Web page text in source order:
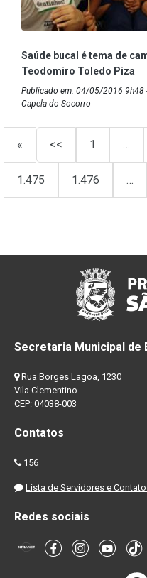
Saúde bucal é tema de
Teodomiro Toledo Piza
Publicado em: 04/05/2016 9h48
Capela do Socorro
« << 1 …
1.475 1.476 …
Secretaria Municipal de
Rua Borges Lagoa, 1230
Vila Clementino
CEP: 04038-003
Contatos
156
Lista de Servidores e
Redes sociais